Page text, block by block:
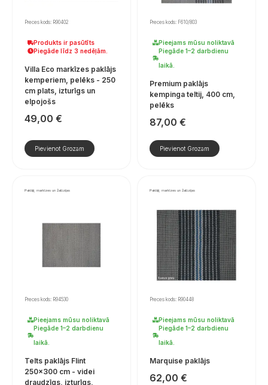
Preces kods: R90402
Produkts ir pasūtīts
Piegāde līdz 3 nedēļām.
Villa Eco markīzes paklājs
kemperiem, pelēks - 250
cm plats, izturīgs un
elpojošs
49,00 €
Pievienot Grozam
Preces kods: F610/803
Pieejams mūsu noliktavā
Piegāde 1–2 darbdienu
laikā.
Premium paklājs
kempinga teltij, 400 cm,
pelēks
87,00 €
Pievienot Grozam
Paklāji, markīzes un žalūzijas
Preces kods: R94530
Pieejams mūsu noliktavā
Piegāde 1–2 darbdienu
laikā.
Telts paklājs Flint
250×300 cm - videi
draudzīgs, izturīgs,
Paklāji, markīzes un žalūzijas
Preces kods: R90448
Pieejams mūsu noliktavā
Piegāde 1–2 darbdienu
laikā.
Marquise paklājs
62,00 €